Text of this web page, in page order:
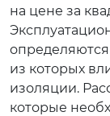
на цене за
из которых
изоляции.
которые